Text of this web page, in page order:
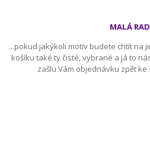
MALÁ
...pokud jakýkoli motiv budete chtít na
košíku také ty čisté, vybrané a já to
zašlu Vám objednávku zpět